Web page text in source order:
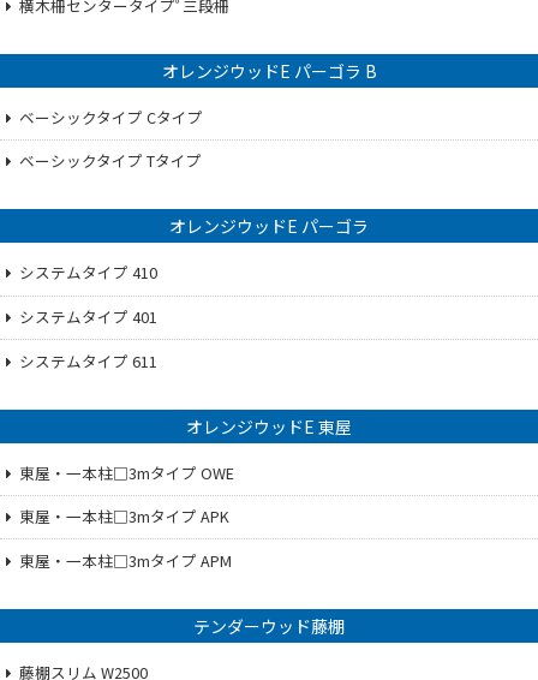
横木柵センタータイプﾟ三段柵
オレンジウッドE パーゴラ B
ベーシックタイプ Cタイプ
ベーシックタイプ Tタイプ
オレンジウッドE パーゴラ
システムタイプ 410
システムタイプ 401
システムタイプ 611
オレンジウッドE 東屋
東屋・一本柱□3mタイプ OWE
東屋・一本柱□3mタイプ APK
東屋・一本柱□3mタイプ APM
テンダーウッド藤棚
藤棚スリム W2500